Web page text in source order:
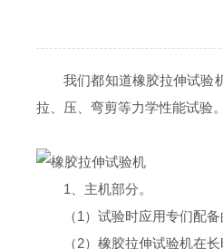
我们都知道橡胶拉伸试验机
拉、压、弯剪等力学性能试验。
1、主机部分。
（1）试验时应用专们配备
（2）橡胶拉伸试验机在长